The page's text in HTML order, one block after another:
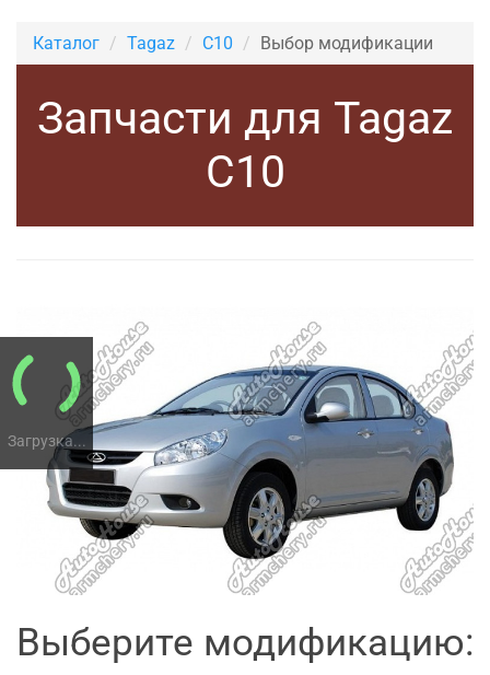
Загрузка...
Каталог Tagaz C10 Выбор модификации
Запчасти для Tagaz
C10
Выберите модификацию: